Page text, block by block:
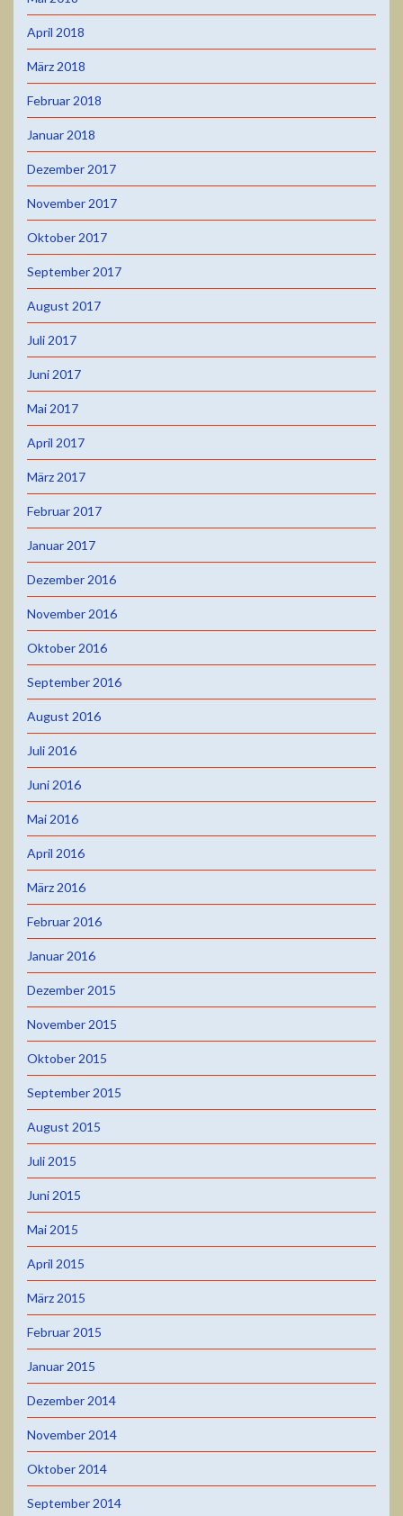
April 2018
März 2018
Februar 2018
Januar 2018
Dezember 2017
November 2017
Oktober 2017
September 2017
August 2017
Juli 2017
Juni 2017
Mai 2017
April 2017
März 2017
Februar 2017
Januar 2017
Dezember 2016
November 2016
Oktober 2016
September 2016
August 2016
Juli 2016
Juni 2016
Mai 2016
April 2016
März 2016
Februar 2016
Januar 2016
Dezember 2015
November 2015
Oktober 2015
September 2015
August 2015
Juli 2015
Juni 2015
Mai 2015
April 2015
März 2015
Februar 2015
Januar 2015
Dezember 2014
November 2014
Oktober 2014
September 2014